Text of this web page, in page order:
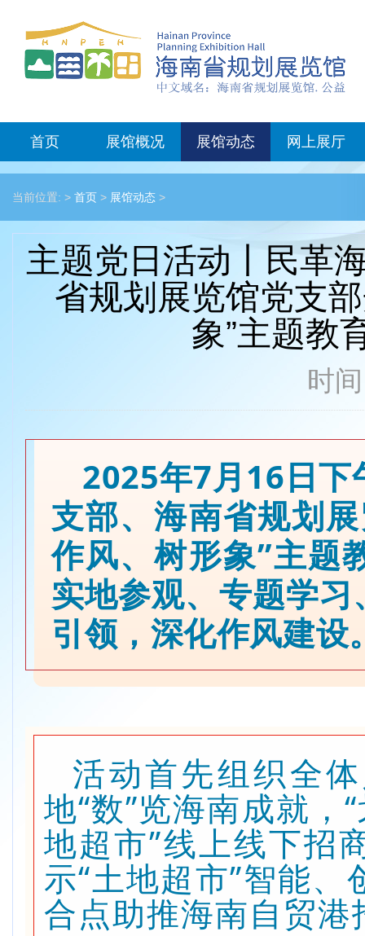
首页 展馆概况 展馆动态 网上展厅
当前位置: > 首页 > 展馆动态 >
主题党日活动丨民革
省规划展览馆党支
象”主题教
时
2025年7月16日下
支部、海南省规划
作风、树形象”主题
实地参观、专题学
引领，深化作风建设
活动首先组织全
地“数”览海南成就，
地超市”线上线下招
示“土地超市”智能
合点助推海南自贸港